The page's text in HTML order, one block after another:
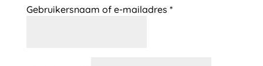
Gebruikersnaam of e-mailadres *Vereist